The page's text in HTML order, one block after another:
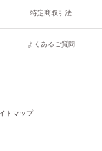
特定商取引法
よくあるご質問
トマップ